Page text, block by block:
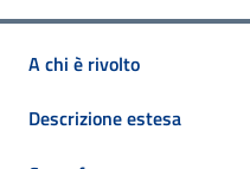
A chi è rivolto
Descrizione estesa